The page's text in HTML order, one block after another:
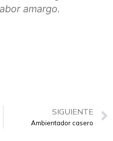
amargo.
SIGUIENTE
Ambientador casero